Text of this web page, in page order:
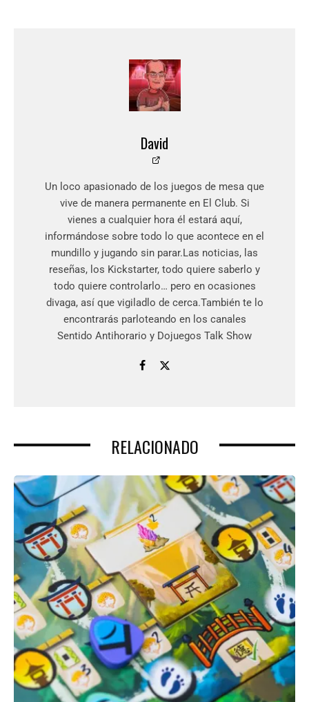
David
Un loco apasionado de los juegos de mesa que
vive de manera permanente en El Club. Si
vienes a cualquier hora él estará aquí,
informándose sobre todo lo que acontece en el
mundillo y jugando sin parar.Las noticias, las
reseñas, los Kickstarter, todo quiere saberlo y
todo quiere controlarlo… pero en ocasiones
divaga, así que vigiladlo de cerca.También te lo
encontrarás parloteando en los canales
Sentido Antihorario y Dojuegos Talk Show
RELACIONADO